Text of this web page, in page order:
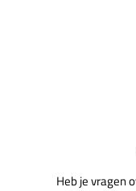
Heb je vragen